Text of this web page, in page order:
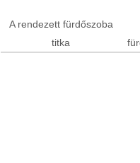
A rendezett fürdőszoba
titka